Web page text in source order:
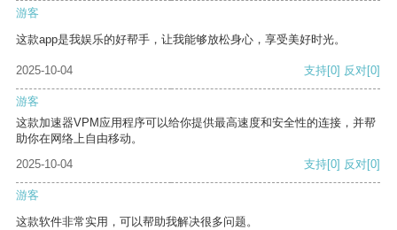
游客
这款app是我娱乐的好帮手，让我能够放松身心，享受美好时光。
2025-10-04 支持[0] 反对[0]
游客
这款加速器VPM应用程序可以给你提供最高速度和安全性的连接，并帮
助你在网络上自由移动。
2025-10-04
支持[0] 反对[0]
游客
这款软件非常实用，可以帮助我解决很多问题。